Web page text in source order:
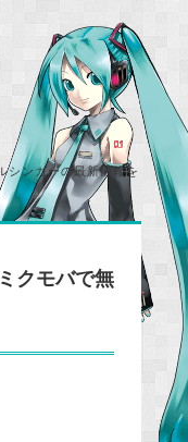
シンガーの最新情報を
クモバで無